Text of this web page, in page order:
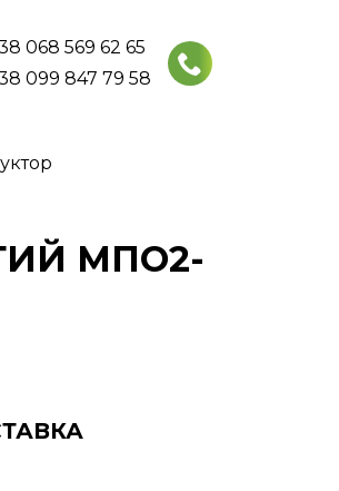
068 569 62 65
099 847 79 58
МПО2-